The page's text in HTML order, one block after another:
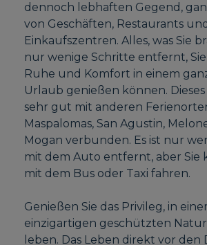
dennoch lebhaften Gegend,
von Geschäften, Restaurants und
Einkaufszentren. Alles, was Sie
nur wenige Schritte entfernt,
Ruhe und Komfort in einem
Urlaub genießen können. Dieses
sehr gut mit anderen
Maspalomas, San Agustin,
Mogan verbunden. Es ist nur
mit dem Auto entfernt, aber Sie
mit dem Bus oder Taxi fahren.
Genießen Sie das Privileg, in
einzigartigen geschützten
leben. Das Leben direkt vor